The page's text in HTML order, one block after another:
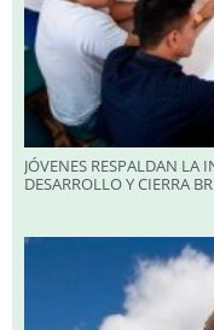
JÓVENES RESPALDAN LA
DESARROLLO Y CIERRA